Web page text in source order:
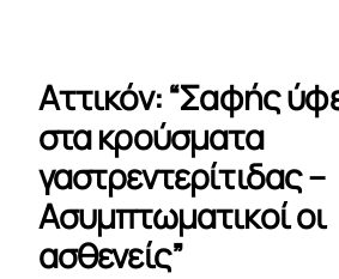
Αττικόν: “Σαφής
στα κρούσματα
γαστρεντερίτιδας –
Ασυμπτωματικοί οι
ασθενείς”